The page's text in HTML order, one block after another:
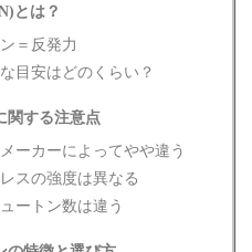
とは？
＝反発力
目安はどのくらい？
関する注意点
ーカーによってやや違う
スの強度は異なる
ートン数は違う